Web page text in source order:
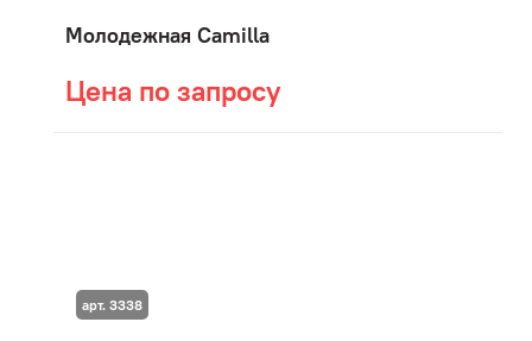
Молодежная Camilla
Цена по запросу
арт. 3338